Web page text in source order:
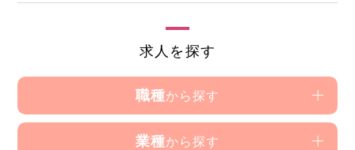
求人を探す
職種から探す
業種から探す